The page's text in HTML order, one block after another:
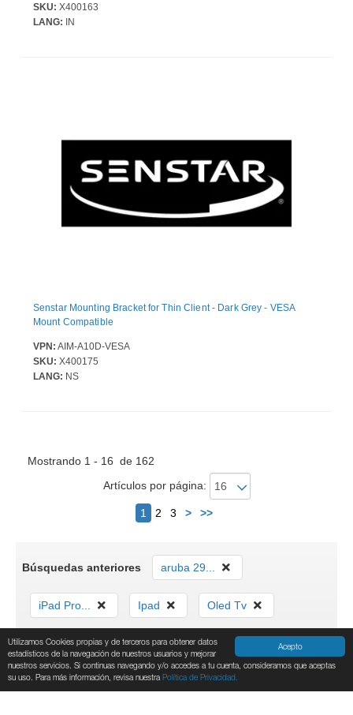
Acepto
Utilizamos Cookies propias y de terceros para obtener datos
estadísticos de la navegación de nuestros usuarios y mejorar
nuestros servicios. Si continuas navegando y/o accedes a tu cuenta, consideramos que aceptas
su uso. Para más información, revisa nuestra Política de Privacidad.
SKU: X400163
LANG: IN
Senstar Mounting Bracket for Thin Client - Dark Grey - VESA
Mount Compatible
VPN: AIM-A10D-VESA
SKU: X400175
LANG: NS
Mostrando 1 - 16 de 162
Artículos por página:
1 2 3 > >>Siguiente
Búsquedas anteriores aruba 29...
iPad Pro... Ipad Oled Tv
RAZER BL...